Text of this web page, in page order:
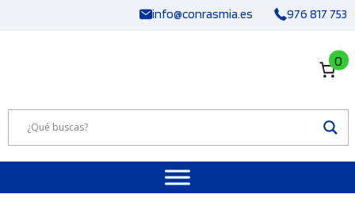
info@conrasmia.es 976 817 753
0